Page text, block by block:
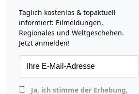
Täglich kostenlos & topaktuell
informiert: Eilmeldungen,
Regionales und Weltgeschehen.
Jetzt anmelden!